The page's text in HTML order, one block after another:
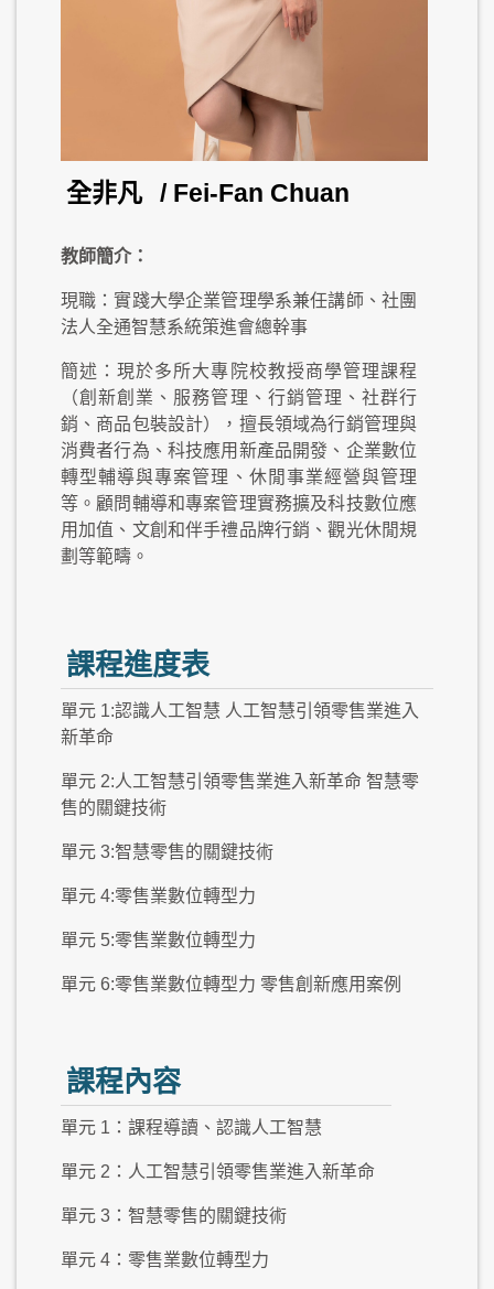
全非凡 / Fei-Fan Chuan
教師簡介：
現職：實踐大學企業管理學系兼任講師、社團
法人全通智慧系統策進會總幹事
簡述：現於多所大專院校教授商學管理課程
（創新創業、服務管理、行銷管理、社群行
銷、商品包裝設計），擅長領域為行銷管理與
消費者行為、科技應用新產品開發、企業數位
轉型輔導與專案管理、休閒事業經營與管理
等。顧問輔導和專案管理實務擴及科技數位應
用加值、文創和伴手禮品牌行銷、觀光休閒規
劃等範疇。
課程進度表
單元 1:認識人工智慧 人工智慧引領零售業進入
新革命
單元 2:人工智慧引領零售業進入新革命 智慧零
售的關鍵技術
單元 3:智慧零售的關鍵技術
單元 4:零售業數位轉型力
單元 5:零售業數位轉型力
單元 6:零售業數位轉型力 零售創新應用案例
課程內容
單元 1：課程導讀、認識人工智慧
單元 2：人工智慧引領零售業進入新革命
單元 3：智慧零售的關鍵技術
單元 4：零售業數位轉型力